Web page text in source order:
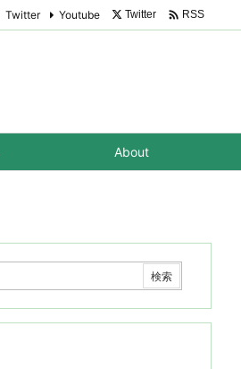
About
Twitter Youtube Twitter  RSS